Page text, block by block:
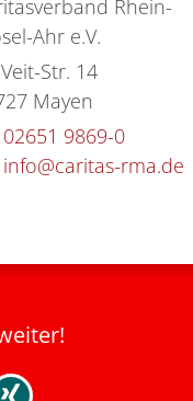
Rhein-
Ahr e.V.
Str. 14
Mayen
02651 9869-0
info@caritas-rma.de